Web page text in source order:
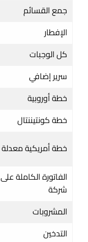
جمع القسائم
الإفطار
كل الوجبات
سرير إضافي
خطة أوروبية
خطة كونتيننتال
خطة أمريكية معدلة
الفاتورة الكاملة على
شركة
المشروبات
التدخين